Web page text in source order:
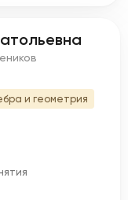
и геометрия